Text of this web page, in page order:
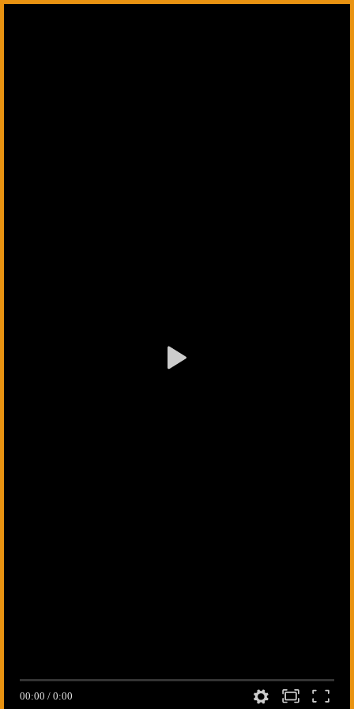
00:00 / 0:00